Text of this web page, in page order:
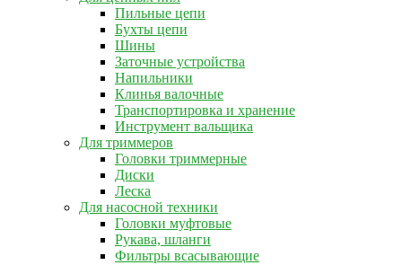
Пильные цепи
Бухты цепи
Шины
Заточные устройства
Напильники
Клинья валочные
Транспортировка и хранение
Инструмент вальщика
Для триммеров
Головки триммерные
Диски
Леска
Для насосной техники
Головки муфтовые
Рукава, шланги
Фильтры всасывающие